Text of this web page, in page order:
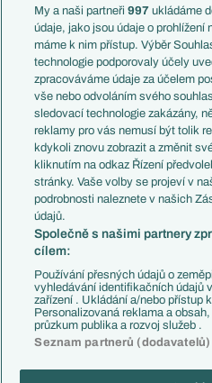
Témata
Představení týmů MS
EuroSkauting
PL v kostce
Evropské koeficienty
Přestupy
Přestupové spekulace
Zranění
Kluby
Arsenal FC
Chelsea FC
Manchester United
AC Milán
Juventus FC
Bayern Mnichov
FC Barcelona
Real Madrid
My a naši partneři997 ukládáme
údaje, jako jsou údaje o prohlížení
máme k nim přístup. Výběr
technologie podporovaly účely
zpracováváme údaje za účelem
vše nebo odvoláním svého
sledovací technologie zakázány,
reklamy pro vás nemusí být tolik
kdykoli znovu zobrazit a změnit
kliknutím na odkaz Řízení
stránky. Vaše volby se projeví v
podrobnosti naleznete v našich
údajů.
Společně s našimi partnery
cílem:
Používání přesných údajů o
vyhledávání identifikačních údajů
zařízení . Ukládání a/nebo přístup
Personalizovaná reklama a
průzkum publika a rozvoj služeb .
Seznam partnerů (dodavatelů)